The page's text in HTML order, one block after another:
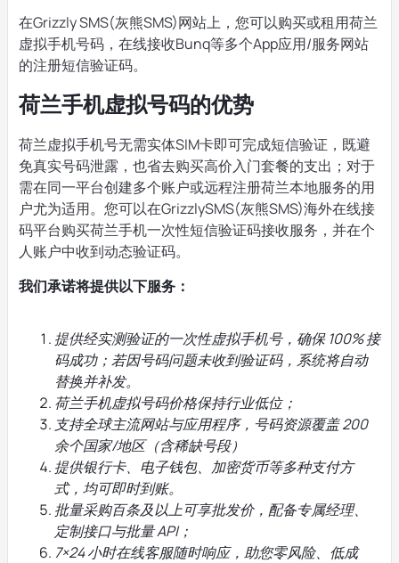
在Grizzly SMS(灰熊SMS)网站上，您可以购买或租用荷兰
虚拟手机号码，在线接收Bunq等多个App应用/服务网站
的注册短信验证码。
荷兰手机虚拟号码的优势
荷兰虚拟手机号无需实体SIM卡即可完成短信验证，既避
免真实号码泄露，也省去购买高价入门套餐的支出；对于
需在同一平台创建多个账户或远程注册荷兰本地服务的用
户尤为适用。您可以在GrizzlySMS(灰熊SMS)海外在线接
码平台购买荷兰手机一次性短信验证码接收服务，并在个
人账户中收到动态验证码。
我们承诺将提供以下服务：
提供经实测验证的一次性虚拟手机号，确保 100% 接
码成功；若因号码问题未收到验证码，系统将自动
替换并补发。
荷兰手机虚拟号码价格保持行业低位；
支持全球主流网站与应用程序，号码资源覆盖 200
余个国家/地区（含稀缺号段）
提供银行卡、电子钱包、加密货币等多种支付方
式，均可即时到账。
批量采购百条及以上可享批发价，配备专属经理、
定制接口与批量 API；
7×24 小时在线客服随时响应，助您零风险、低成